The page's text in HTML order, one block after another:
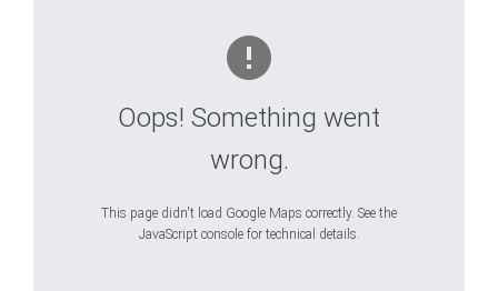
Oops! Something went
wrong.
This page didn't load Google Maps correctly. See the
JavaScript console for technical details.